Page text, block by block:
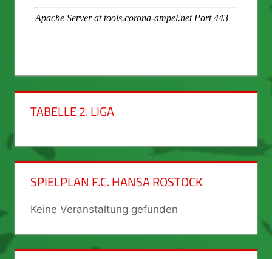
TABELLE 2. LIGA
SPIELPLAN F.C. HANSA ROSTOCK
Keine Veranstaltung gefunden